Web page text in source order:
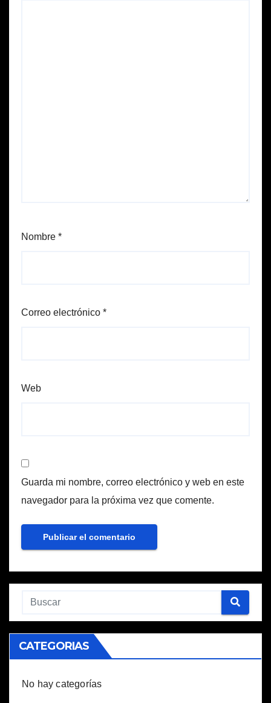
Nombre *
Correo electrónico *
Web
Guarda mi nombre, correo electrónico y web en este
navegador para la próxima vez que comente.
CATEGORIAS
No hay categorías